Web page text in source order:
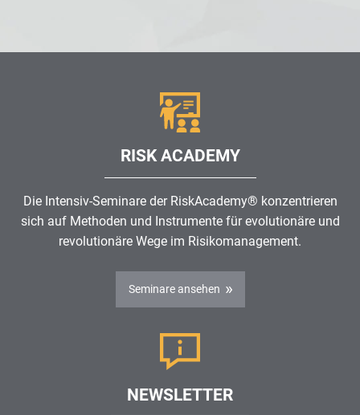
RISK ACADEMY
Die Intensiv-Seminare der RiskAcademy® konzentrieren
sich auf Methoden und Instrumente für evolutionäre und
revolutionäre Wege im Risikomanagement.
Seminare ansehen
NEWSLETTER